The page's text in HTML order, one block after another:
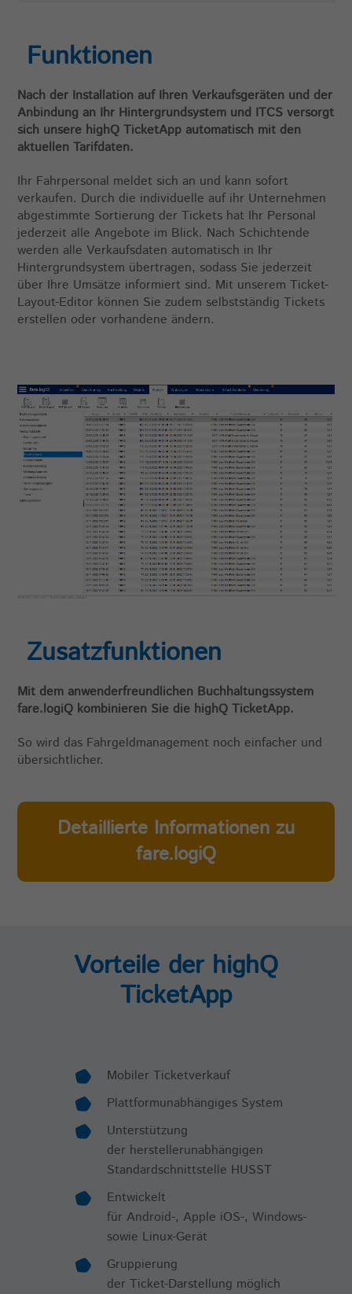
Funktionen
Nach der Installation auf Ihren Verkaufsgeräten und der
Anbindung an Ihr Hintergrundsystem und ITCS versorgt
sich unsere highQ TicketApp automatisch mit den
aktuellen Tarifdaten.
Ihr Fahrpersonal meldet sich an und kann sofort
verkaufen. Durch die individuelle auf ihr Unternehmen
abgestimmte Sortierung der Tickets hat Ihr Personal
jederzeit alle Angebote im Blick. Nach Schichtende
werden alle Verkaufsdaten automatisch in Ihr
Hintergrundsystem übertragen, sodass Sie jederzeit
über Ihre Umsätze informiert sind. Mit unserem Ticket-
Layout-Editor können Sie zudem selbstständig Tickets
erstellen oder vorhandene ändern.
Zusatzfunktionen
Mit dem anwenderfreundlichen Buchhaltungssystem
fare.logiQ kombinieren Sie die highQ TicketApp.
So wird das Fahrgeldmanagement noch einfacher und
übersichtlicher.
Detaillierte Informationen zu
fare.logiQ
Vorteile der highQ
TicketApp
Mobiler Ticketverkauf
Plattformunabhängiges System
Unterstützung
der herstellerunabhängigen
Standardschnittstelle HUSST
Entwickelt
für Android-, Apple iOS-, Windows-
sowie Linux-Gerät
Gruppierung
der Ticket-Darstellung möglich